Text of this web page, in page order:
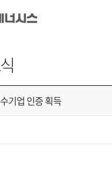
기업 인증 획득